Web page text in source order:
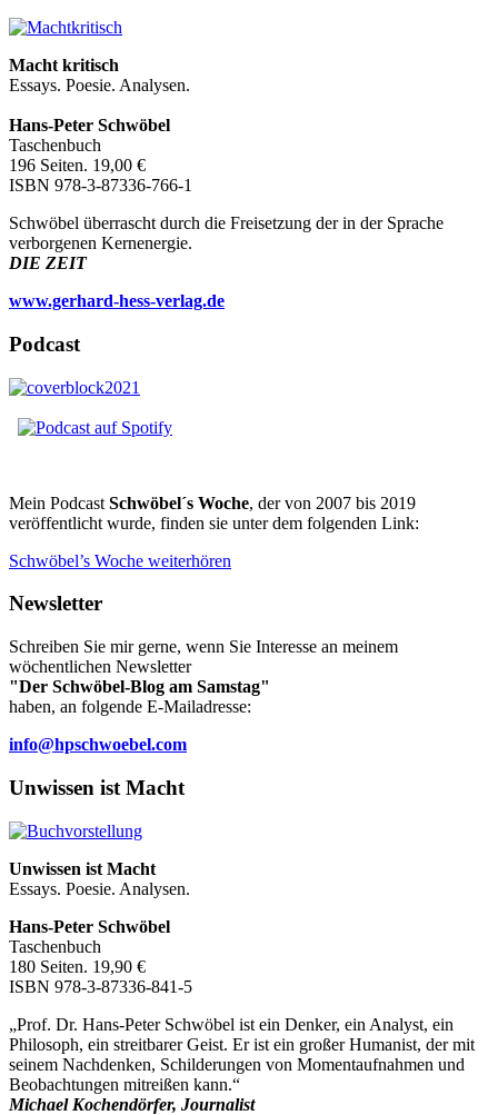
Macht kritisch
Essays. Poesie. Analysen.
Hans-Peter Schwöbel
Taschenbuch
196 Seiten. 19,00 €
ISBN 978-3-87336-766-1
Schwöbel überrascht durch die Freisetzung der in der Sprache
verborgenen Kernenergie.
DIE ZEIT
www.gerhard-hess-verlag.de
Podcast
Mein Podcast Schwöbel´s Woche, der von 2007 bis 2019
veröffentlicht wurde, finden sie unter dem folgenden Link:
Schwöbel’s Woche weiterhören
Newsletter
Schreiben Sie mir gerne, wenn Sie Interesse an meinem
wöchentlichen Newsletter
"Der Schwöbel-Blog am Samstag"
haben, an folgende E-Mailadresse:
info@hpschwoebel.com
Unwissen ist Macht
Unwissen ist Macht
Essays. Poesie. Analysen.
Hans-Peter Schwöbel
Taschenbuch
180 Seiten. 19,90 €
ISBN 978-3-87336-841-5
„Prof. Dr. Hans-Peter Schwöbel ist ein Denker, ein Analyst, ein
Philosoph, ein streitbarer Geist. Er ist ein großer Humanist, der mit
seinem Nachdenken, Schilderungen von Momentaufnahmen und
Beobachtungen mitreißen kann.“
Michael Kochendörfer, Journalist